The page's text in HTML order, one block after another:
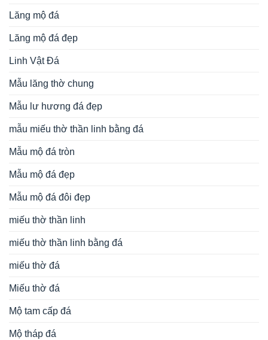
Lăng mộ đá
Lăng mộ đá đẹp
Linh Vật Đá
Mẫu lăng thờ chung
Mẫu lư hương đá đẹp
mẫu miếu thờ thần linh bằng đá
Mẫu mộ đá tròn
Mẫu mộ đá đẹp
Mẫu mộ đá đôi đẹp
miếu thờ thần linh
miếu thờ thần linh bằng đá
miếu thờ đá
Miếu thờ đá
Mộ tam cấp đá
Mộ tháp đá